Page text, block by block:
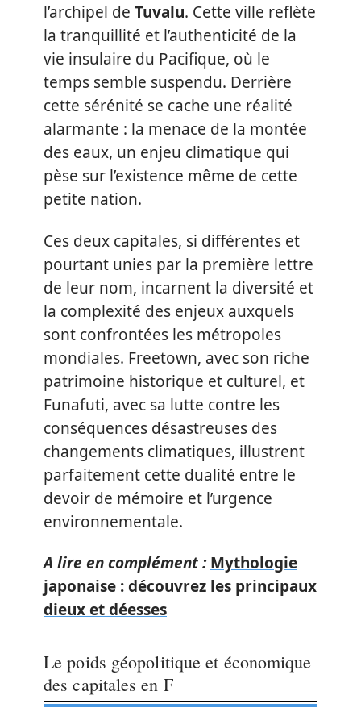
l’archipel de Tuvalu. Cette ville reflète
la tranquillité et l’authenticité de la
vie insulaire du Pacifique, où le
temps semble suspendu. Derrière
cette sérénité se cache une réalité
alarmante : la menace de la montée
des eaux, un enjeu climatique qui
pèse sur l’existence même de cette
petite nation.
Ces deux capitales, si différentes et
pourtant unies par la première lettre
de leur nom, incarnent la diversité et
la complexité des enjeux auxquels
sont confrontées les métropoles
mondiales. Freetown, avec son riche
patrimoine historique et culturel, et
Funafuti, avec sa lutte contre les
conséquences désastreuses des
changements climatiques, illustrent
parfaitement cette dualité entre le
devoir de mémoire et l’urgence
environnementale.
A lire en complément : Mythologie
japonaise : découvrez les principaux
dieux et déesses
Le poids géopolitique et économique
des capitales en F